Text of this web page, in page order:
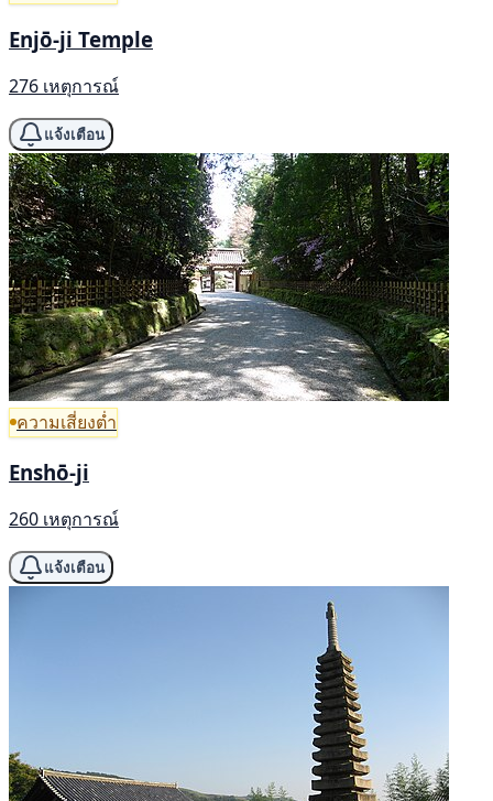
Enjō-ji Temple
276 เหตุการณ์
แจ้งเตือน
ความเสี่ยงต่ำ
Enshō-ji
260 เหตุการณ์
แจ้งเตือน